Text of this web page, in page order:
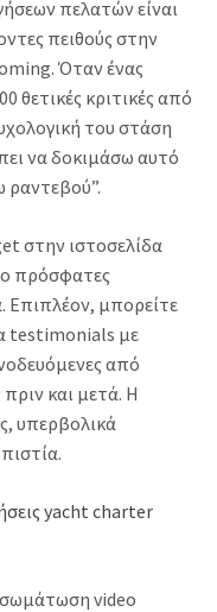
πελατών είναι
πειθούς στην
Όταν ένας
θετικές κριτικές από
του στάση
να δοκιμάσω αυτό
ραντεβού”.
στην ιστοσελίδα
πρόσφατες
Επιπλέον, μπορείτε
testimonials με
από
και μετά. Η
υπερβολικά
yacht charter
video